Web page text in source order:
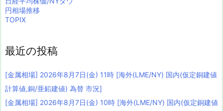
円相場推移
TOPIX
最近の投稿
[金属相場] 2026年8月7日(金) 11時 [海外(LME/NY) 国内(仮定銅建値
計算値,銅/亜鉛建値) 為替 市況]
[金属相場] 2026年8月7日(金) 10時 [海外(LME/NY) 国内(仮定銅建値